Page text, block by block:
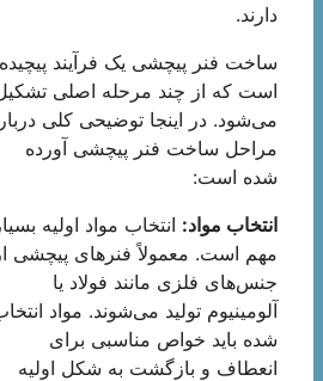
دارند.
ساخت فنر پیچشی یک فرآیند پیچیده
است که از چند مرحله اصلی تشکیل
می‌شود. در اینجا توضیحی کلی درباره
مراحل ساخت فنر پیچشی آورده
شده است:
انتخاب مواد:انتخاب مواد اولیه بسیار
مهم است. معمولاً فنرهای پیچشی از
جنس‌های فلزی مانند فولاد یا
آلومینیوم تولید می‌شوند. مواد انتخاب
شده باید خواص مناسبی برای
انعطاف و بازگشت به شکل اولیه